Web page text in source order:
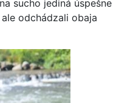
sucho jediná úspešne
odchádzali obaja